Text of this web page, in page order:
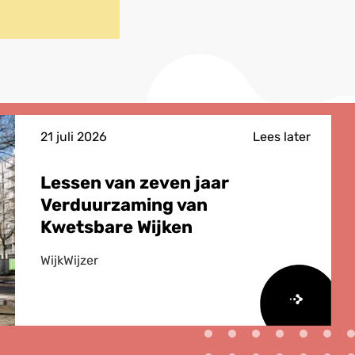
21 juli 2026 Lees later
Lessen van zeven jaar
Verduurzaming van
Kwetsbare Wijken
WijkWijzer